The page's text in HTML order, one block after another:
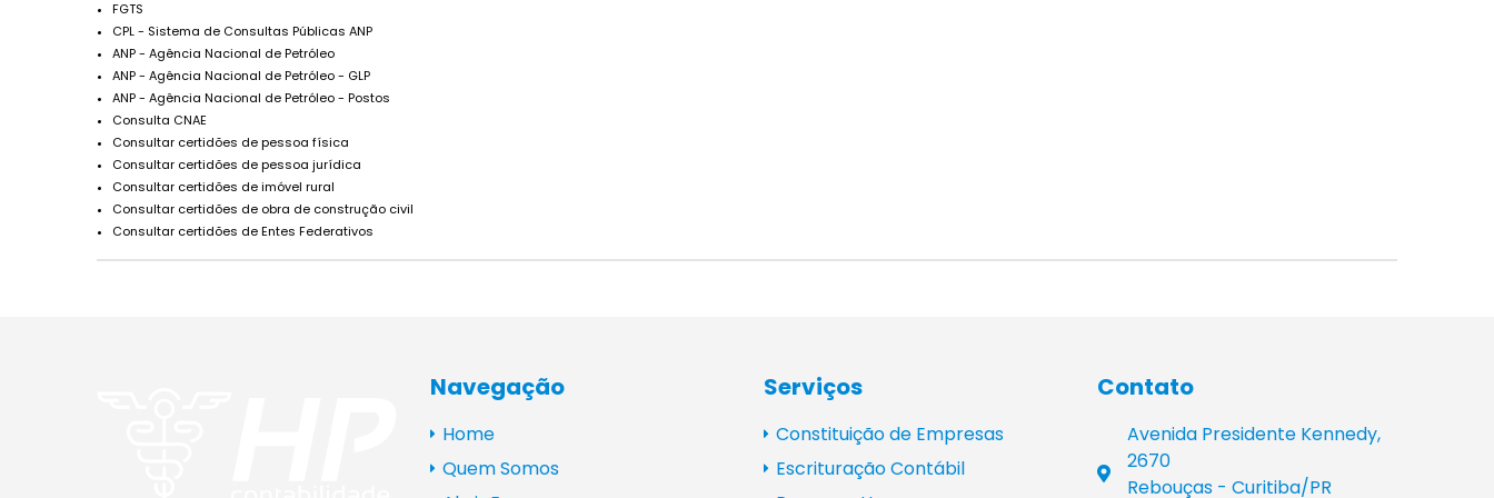
FGTS
CPL - Sistema de Consultas Públicas ANP
ANP - Agência Nacional de Petróleo
ANP - Agência Nacional de Petróleo - GLP
ANP - Agência Nacional de Petróleo - Postos
Consulta CNAE
Consultar certidões de pessoa física
Consultar certidões de pessoa jurídica
Consultar certidões de imóvel rural
Consultar certidões de obra de construção civil
Consultar certidões de Entes Federativos
Navegação
Home
Quem Somos
Serviços
Constituição de Empresas
Escrituração Contábil
Contato
Avenida Presidente Kennedy,
2670
Rebouças - Curitiba/PR